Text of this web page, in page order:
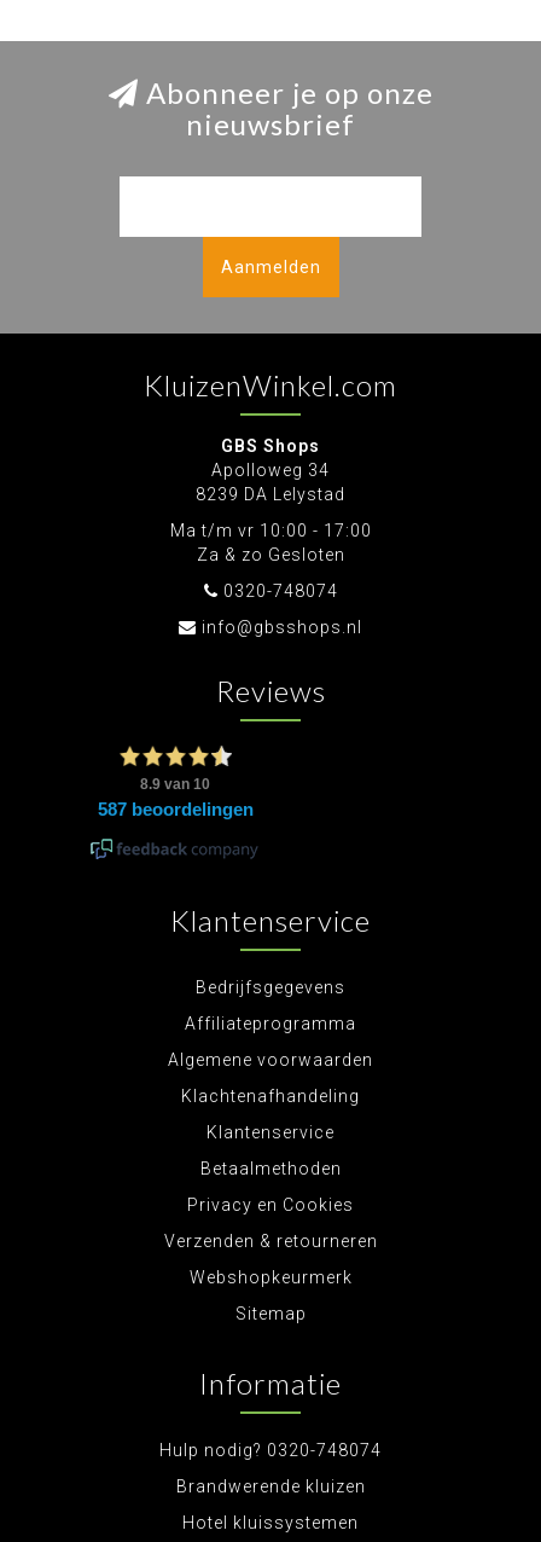
Abonneer je op onze
nieuwsbrief
Aanmelden
KluizenWinkel.com
GBS Shops
Apolloweg 34
8239 DA Lelystad
Ma t/m vr 10:00 - 17:00
Za & zo Gesloten
0320-748074
info@gbsshops.nl
Reviews
Klantenservice
Bedrijfsgegevens
Affiliateprogramma
Algemene voorwaarden
Klachtenafhandeling
Klantenservice
Betaalmethoden
Privacy en Cookies
Verzenden & retourneren
Webshopkeurmerk
Sitemap
Informatie
Hulp nodig? 0320-748074
Brandwerende kluizen
Hotel kluissystemen